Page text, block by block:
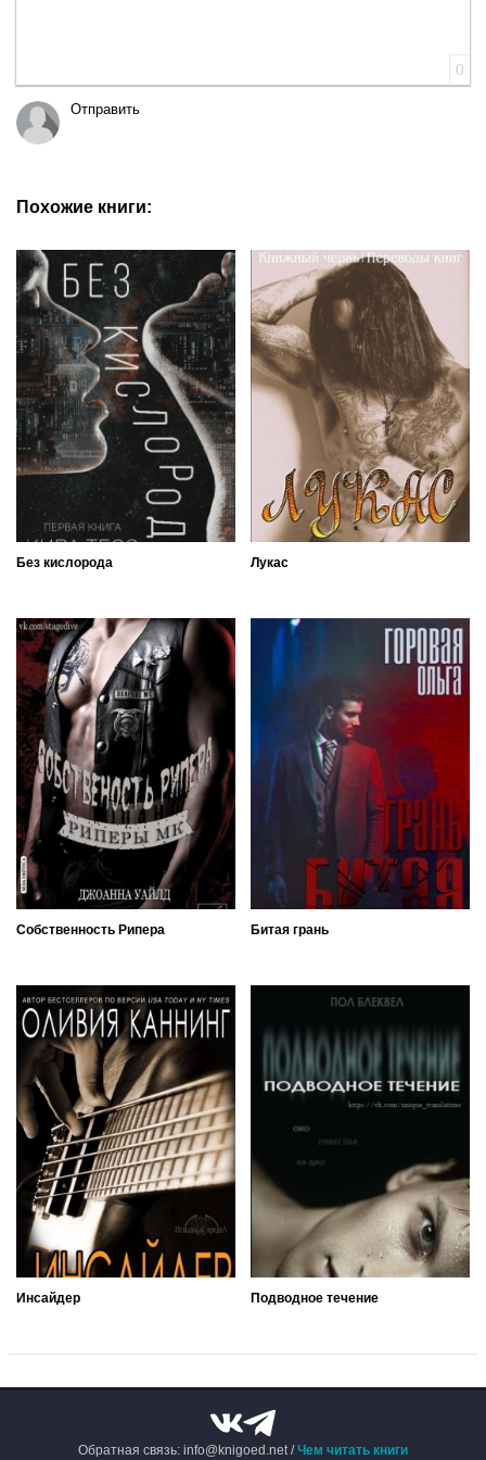
0
Отправить
Похожие книги:
Без кислорода Лукас
Собственность Рипера Битая грань
Инсайдер Подводное течение
Обратная связь: info@knigoed.net /Чем читать книги